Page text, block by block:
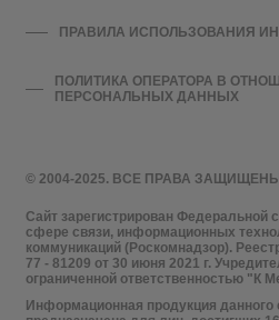
© 2004-2025. ВСЕ ПРАВА
Сайт зарегистрирован Федеральной
сфере связи, информационных
коммуникаций (Роскомнадзор).
77 - 81209 от 30 июня 2021 г.
ограниченной ответственностью "К
Информационная продукция данного
ПРАВИЛА ИСПОЛЬЗОВАНИЯ
ПОЛИТИКА ОПЕРАТОРА В
ПЕРСОНАЛЬНЫХ ДАННЫХ